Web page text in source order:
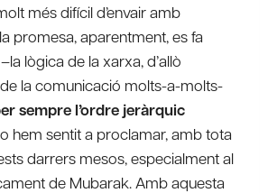
més difícil d’envair amb
promesa, aparentment, es fa
lògica de la xarxa, d’allò
la comunicació molts-a-molts-
sempre l’ordre jeràrquic
hem sentit a proclamar, amb tota
darrers mesos, especialment al
de Mubarak. Amb aquesta